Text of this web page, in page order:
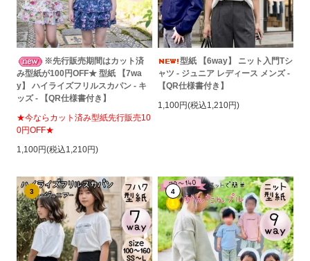
※先行販売期間はカット済
み型紙が100円OFF★ 型紙 【7wa
y】 ハイライズフリルスカパン - キ
ッズ - 【QR仕様書付き】
★今ならカット済み型紙先行販売10
0円OFF★
1,100円(税込1,210円)
型紙 【6way】 ニット入門Tシ
ャツ - ジュニア レディース メンズ -
【QR仕様書付き】
1,100円(税込1,210円)
3 4